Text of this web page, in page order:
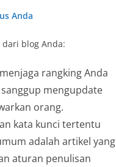
Anda
blog Anda:
rangking Anda
mengupdate
orang.
kata kunci tertentu
adalah artikel yang
aturan penulisan